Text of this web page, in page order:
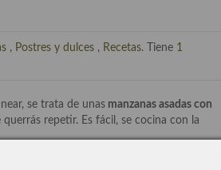
, Postres y dulces , Recetas. Tiene 1
se trata de unas manzanas asadas con
repetir. Es fácil, se cocina con la
de manzana y terminaremos con un